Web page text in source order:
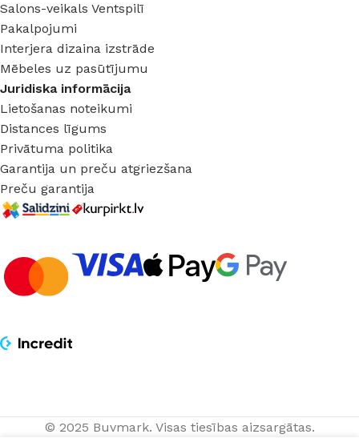
Salons-veikals Ventspilī
Pakalpojumi
Interjera dizaina izstrāde
Mēbeles uz pasūtījumu
Juridiska informācija
Lietošanas noteikumi
Distances līgums
Privātuma politika
Garantija un preču atgriezšana
Preču garantija
© 2025 Buvmark. Visas tiesības aizsargātas.
Piekaramais